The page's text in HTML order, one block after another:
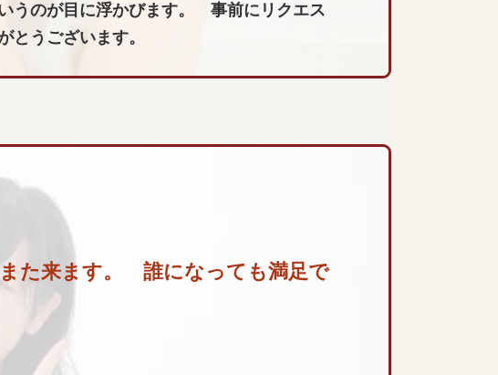
うのが目に浮かびます。 事前にリクエス
うございます。
た来ます。 誰になっても満足で